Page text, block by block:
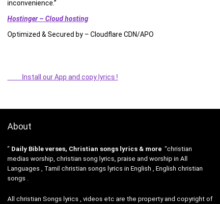
inconvenience.”
Hostinger – Cloud hosting
Optimized & Secured by – Cloudflare CDN/APO
Install our App and copy lyrics !
About
” Daily Bible verses, Christian songs lyrics & more “christian
medias worship, christian song lyrics, praise and worship in All
Languages , Tamil christian songs lyrics in English , English christian
songs .
All christian Songs lyrics , videos etc are the property and copyright of